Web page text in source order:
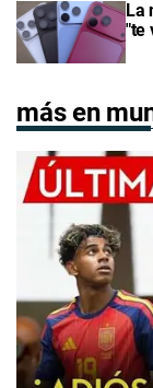
La
"te
más en